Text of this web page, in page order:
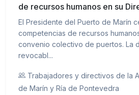
de recursos humanos en su
El Presidente del Puerto de Marín
competencias de recursos
convenio colectivo de puertos. La
revocabl...
Trabajadores y directivos de la
de Marín y Ría de Pontevedra